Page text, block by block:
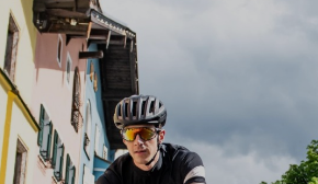
ANGEBOTE
FRÜHSTÜCK
BISTRO